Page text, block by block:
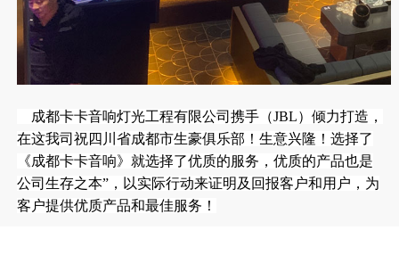
成都卡卡音响灯光工程有限公司携手（JBL）倾力打造，
在这我司祝四川省成都市生豪俱乐部！生意兴隆！选择了
《成都卡卡音响》就选择了优质的服务，优质的产品也是
公司生存之本”，以实际行动来证明及回报客户和用户，为
客户提供优质产品和最佳服务！